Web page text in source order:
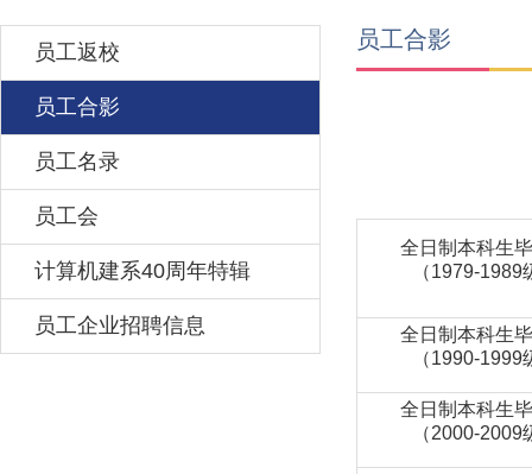
员工返校
员工合影
员工名录
员工会
计算机建系40周年特辑
员工企业招聘信息
员工合影
全日制本科生
（1979-1989
全日制本科生
（1990-1999
全日制本科生
（2000-2009